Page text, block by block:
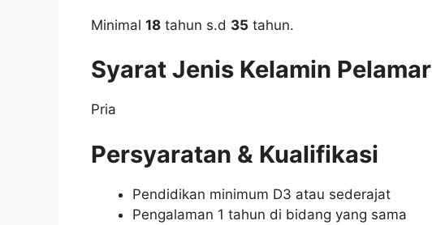
Minimal 18 tahun s.d 35 tahun.
Syarat Jenis Kelamin Pelamar
Pria
Persyaratan & Kualifikasi
Pendidikan minimum D3 atau sederajat
Pengalaman 1 tahun di bidang yang sama